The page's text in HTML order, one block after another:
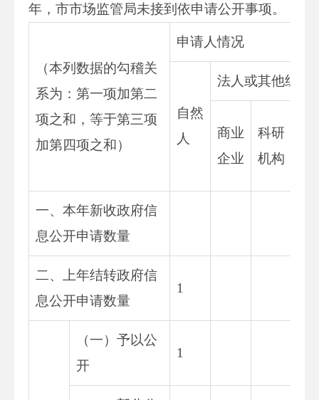
年，市市场监管局未接到依申请公开事项。
（本列数据的勾稽关
系为：第一项加第二
项之和，等于第三项
加第四项之和）
申请人情况
自然
人
法人或其他组织
商业
企业
科研
机构
一、本年新收政府信
息公开申请数量
二、上年结转政府信
息公开申请数量
1
（一）予以公
开
1